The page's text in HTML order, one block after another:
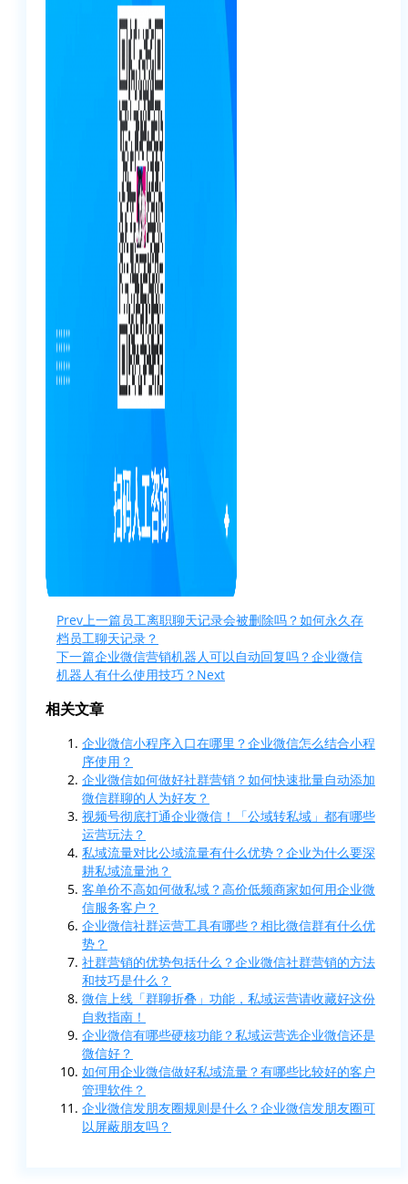
Prev上一篇员工离职聊天记录会被删除吗？如何永久存
档员工聊天记录？
下一篇企业微信营销机器人可以自动回复吗？企业微信
机器人有什么使用技巧？ Next
相关文章
企业微信小程序入口在哪里？企业微信怎么结合小程
序使用？
企业微信如何做好社群营销？如何快速批量自动添加
微信群聊的人为好友？
视频号彻底打通企业微信！「公域转私域」都有哪些
运营玩法？
私域流量对比公域流量有什么优势？企业为什么要深
耕私域流量池？
客单价不高如何做私域？高价低频商家如何用企业微
信服务客户？
企业微信社群运营工具有哪些？相比微信群有什么优
势？
社群营销的优势包括什么？企业微信社群营销的方法
和技巧是什么？
微信上线「群聊折叠」功能，私域运营请收藏好这份
自救指南！
企业微信有哪些硬核功能？私域运营选企业微信还是
微信好？
如何用企业微信做好私域流量？有哪些比较好的客户
管理软件？
企业微信发朋友圈规则是什么？企业微信发朋友圈可
以屏蔽朋友吗？